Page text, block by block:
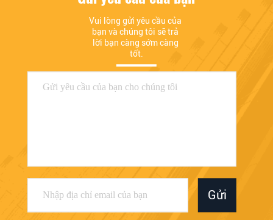
Vui lòng gửi yêu cầu của
bạn và chúng tôi sẽ trả
lời bạn càng sớm càng
tốt.
Gửi